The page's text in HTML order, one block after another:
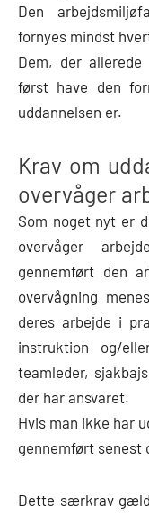
Den
fornyes mindst
Dem, der allerede
først have den
uddannelsen er.
Krav om
overvåger
Som noget nyt er
overvåger
gennemført den
overvågning
deres arbejde i
instruktion og/
teamleder,
der har ansvaret.
Hvis man ikke har
gennemført senest
Dette særkrav